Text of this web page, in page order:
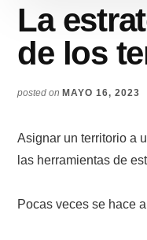
La
de los
posted onMAYO 16, 2023
Asignar un territorio a
las herramientas de
Pocas veces se hace